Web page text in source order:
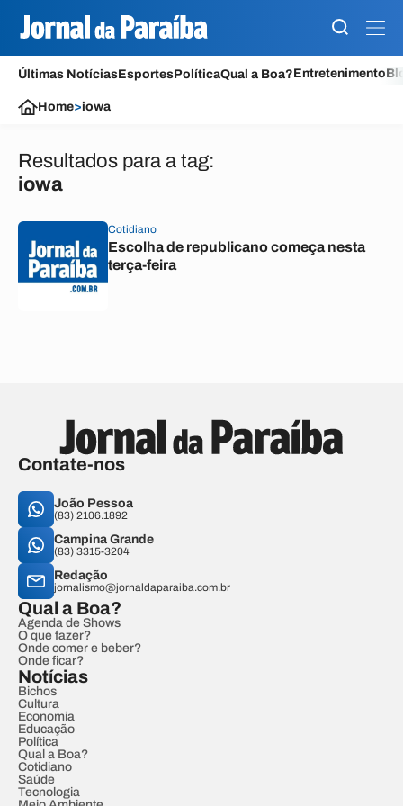
Últimas NotíciasEsportesPolíticaQual a Boa?Entretenimento
Home>iowa
Resultados para a tag:
iowa
Cotidiano
Escolha de republicano começa nesta
terça-feira
Contate-nos
João Pessoa
(83) 2106.1892
Campina Grande
(83) 3315-3204
Redação
jornalismo@jornaldaparaiba.com.br
Qual a Boa?
Agenda de Shows
O que fazer?
Onde comer e beber?
Onde ficar?
Notícias
Bichos
Cultura
Economia
Educação
Política
Qual a Boa?
Cotidiano
Saúde
Tecnologia